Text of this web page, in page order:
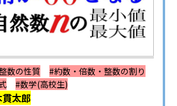
数の性質
#約数・倍数・整数の割り
#数学(高校生)
太郎